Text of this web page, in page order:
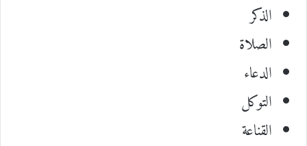
الذكر
الصلاة
الدعاء
التوكل
القناعة